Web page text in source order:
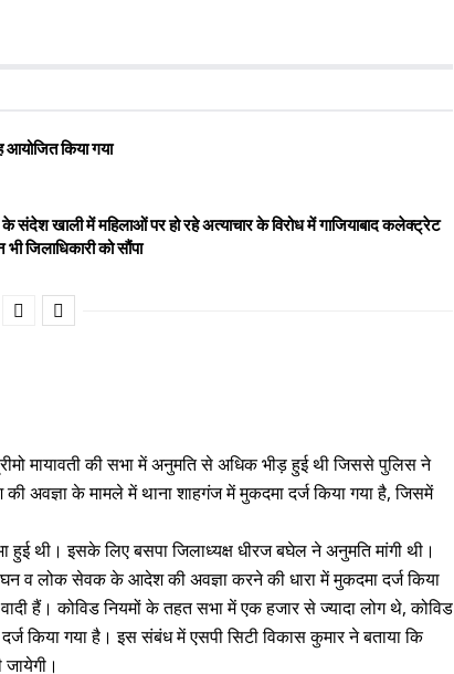
आयोजित किया गया
संदेश खाली में महिलाओं पर हो रहे अत्याचार के विरोध में गाजियाबाद कलेक्ट्रेट
जिलाधिकारी को सौंपा
मायावती की सभा में अनुमति से अधिक भीड़ हुई थी जिससे पुलिस ने
के मामले में थाना शाहगंज में मुकदमा दर्ज किया गया है, जिसमें
हुई थी। इसके लिए बसपा जिलाध्यक्ष धीरज बघेल ने अनुमति मांगी थी।
व लोक सेवक के आदेश की अवज्ञा करने की धारा में मुकदमा दर्ज किया
हैं। कोविड नियमों के तहत सभा में एक हजार से ज्यादा लोग थे, कोविड
किया गया है। इस संबंध में एसपी सिटी विकास कुमार ने बताया कि